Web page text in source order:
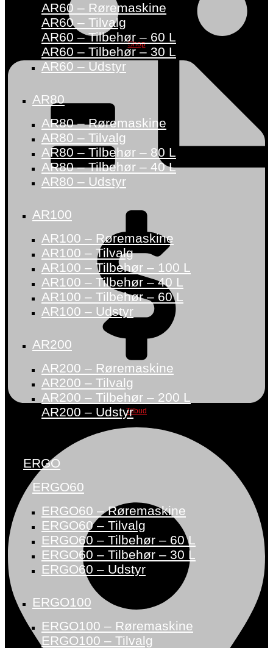
Shop
Tilbud
AR60 – Røremaskine
AR60 – Tilvalg
AR60 – Tilbehør – 60 L
AR60 – Tilbehør – 30 L
AR60 – Udstyr
AR80
AR80 – Røremaskine
AR80 – Tilvalg
AR80 – Tilbehør – 80 L
AR80 – Tilbehør – 40 L
AR80 – Udstyr
AR100
AR100 – Røremaskine
AR100 – Tilvalg
AR100 – Tilbehør – 100 L
AR100 – Tilbehør – 40 L
AR100 – Tilbehør – 60 L
AR100 – Udstyr
AR200
AR200 – Røremaskine
AR200 – Tilvalg
AR200 – Tilbehør – 200 L
AR200 – Udstyr
ERGO
ERGO60
ERGO60 – Røremaskine
ERGO60 – Tilvalg
ERGO60 – Tilbehør – 60 L
ERGO60 – Tilbehør – 30 L
ERGO60 – Udstyr
ERGO100
ERGO100 – Røremaskine
ERGO100 – Tilvalg